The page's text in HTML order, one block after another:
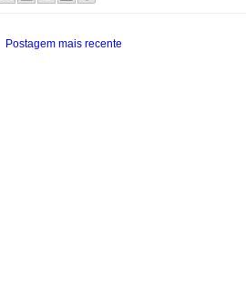
Postagem mais recente